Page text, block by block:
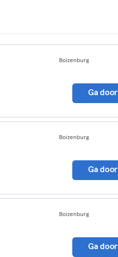
Boizenburg
Ga door
Boizenburg
Ga door
Boizenburg
Ga door